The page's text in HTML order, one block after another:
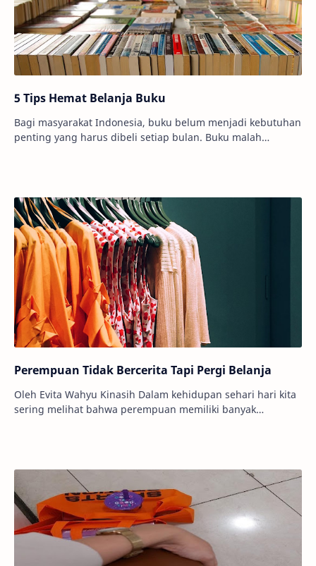
5 Tips Hemat Belanja Buku
Bagi masyarakat Indonesia, buku belum menjadi kebutuhan
penting yang harus dibeli setiap bulan. Buku malah
Perempuan Tidak Bercerita Tapi Pergi Belanja
Oleh Evita Wahyu Kinasih Dalam kehidupan sehari hari kita
sering melihat bahwa perempuan memiliki banyak